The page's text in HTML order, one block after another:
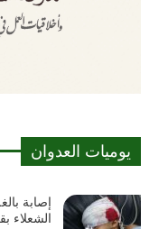
يوميات العدوان
إصابة
الشعلاء